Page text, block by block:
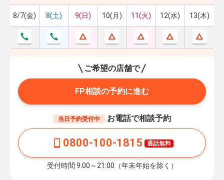
8/7(金) 8(土) 9(日) 10(月) 11(火) 12(水) 13(木)
ご希望の店舗で
FP相談の予約に進む
当日予約受付中 お電話で相談予約
0800-100-1815 通話無料
受付時間 9:00～21:00（年末年始を除く）